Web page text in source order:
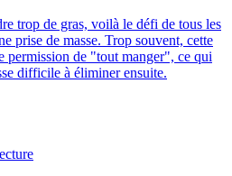
trop de gras, voilà le défi de tous les
prise de masse. Trop souvent, cette
permission de "tout manger", ce qui
difficile à éliminer ensuite.